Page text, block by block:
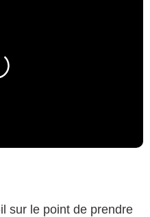
sur le point de prendre